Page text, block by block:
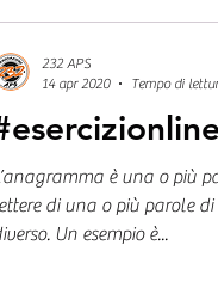
è una o più
di una o più parole
Un esempio è...
232 APS
14 apr 2020
Tempo di